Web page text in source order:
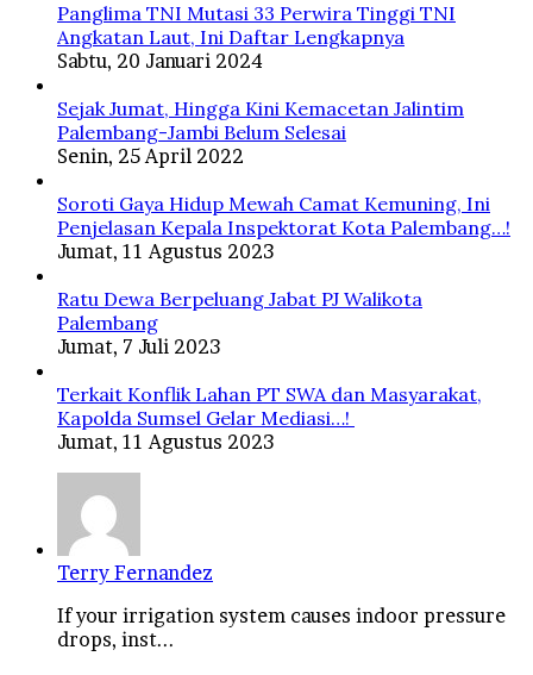
Panglima TNI Mutasi 33 Perwira Tinggi TNI
Angkatan Laut, Ini Daftar Lengkapnya
Sabtu, 20 Januari 2024
Sejak Jumat, Hingga Kini Kemacetan Jalintim
Palembang-Jambi Belum Selesai
Senin, 25 April 2022
Soroti Gaya Hidup Mewah Camat Kemuning, Ini
Penjelasan Kepala Inspektorat Kota Palembang…!
Jumat, 11 Agustus 2023
Ratu Dewa Berpeluang Jabat PJ Walikota
Palembang
Jumat, 7 Juli 2023
Terkait Konflik Lahan PT SWA dan Masyarakat,
Kapolda Sumsel Gelar Mediasi…!
Jumat, 11 Agustus 2023
Terry Fernandez
If your irrigation system causes indoor pressure
drops, inst...